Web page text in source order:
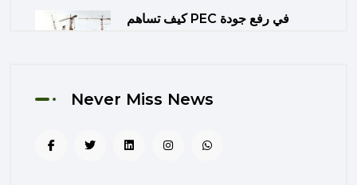
كيف تساهم PEC في رفع جودة
أكثر إنسانية
Never Miss News